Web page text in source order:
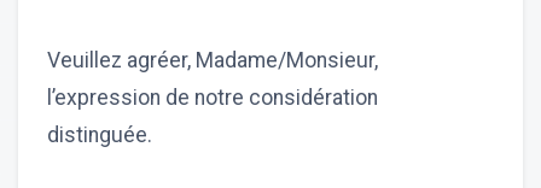
Veuillez agréer, Madame/Monsieur,
l’expression de notre considération
distinguée.